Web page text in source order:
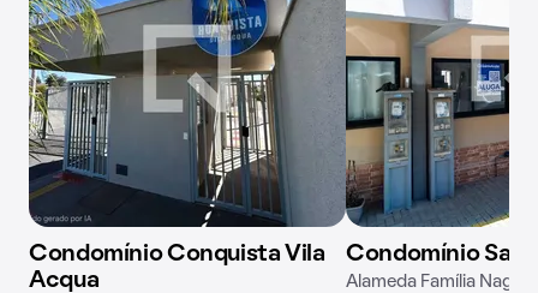
Condomínio Conquista Vila
Acqua
Condomínio San
Alameda Família